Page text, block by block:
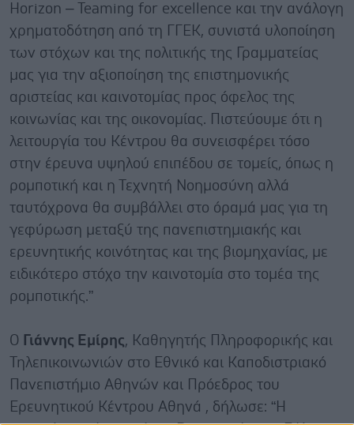
Horizon – Teaming for excellence και την ανάλογη
χρηματοδότηση από τη ΓΓΕΚ, συνιστά υλοποίηση
των στόχων και της πολιτικής της Γραμματείας
μας για την αξιοποίηση της επιστημονικής
αριστείας και καινοτομίας προς όφελος της
κοινωνίας και της οικονομίας. Πιστεύουμε ότι η
λειτουργία του Κέντρου θα συνεισφέρει τόσο
στην έρευνα υψηλού επιπέδου σε τομείς, όπως η
ρομποτική και η Τεχνητή Νοημοσύνη αλλά
ταυτόχρονα θα συμβάλλει στο όραμά μας για τη
γεφύρωση μεταξύ της πανεπιστημιακής και
ερευνητικής κοινότητας και της βιομηχανίας, με
ειδικότερο στόχο την καινοτομία στο τομέα της
ρομποτικής.”
Ο Γιάννης Εμίρης, Καθηγητής Πληροφορικής και
Τηλεπικοινωνιών στο Εθνικό και Καποδιστριακό
Πανεπιστήμιο Αθηνών και Πρόεδρος του
Ερευνητικού Κέντρου Αθηνά , δήλωσε: “Η